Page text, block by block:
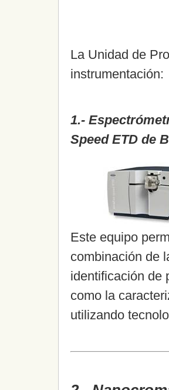
La Unidad de
instrumentación:
1.-
Speed ETD de
Este equipo
combinación de
identificación de
como la
utilizando